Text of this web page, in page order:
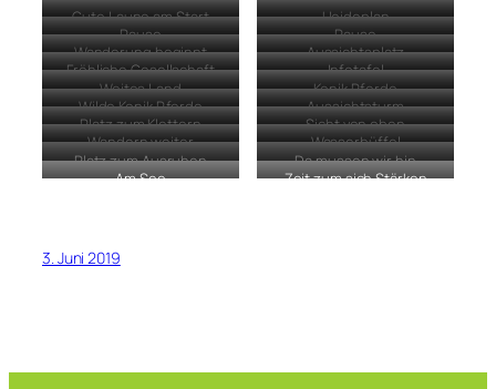
Gute Laune am Start
Heideplan
Pause
Pause
Wanderung beginnt
Aussichtsplatz
Fröhliche Gesellschaft
Infotafel
Weites Land
Konik Pferde
Wilde Konik Pferde
Aussichtsturm
Platz zum Klettern
Sicht von oben
Wandern weiter
Wasserbüffel
Platz zum Ausruhen
Da mussen wir hin
Am See
Zeit zum sich Stärken
3. Juni 2019